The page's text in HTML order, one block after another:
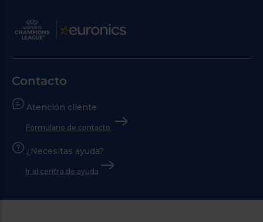
Contacto
Atención cliente
Formulario de contacto
¿Necesitas ayuda?
Ir al centro de ayuda